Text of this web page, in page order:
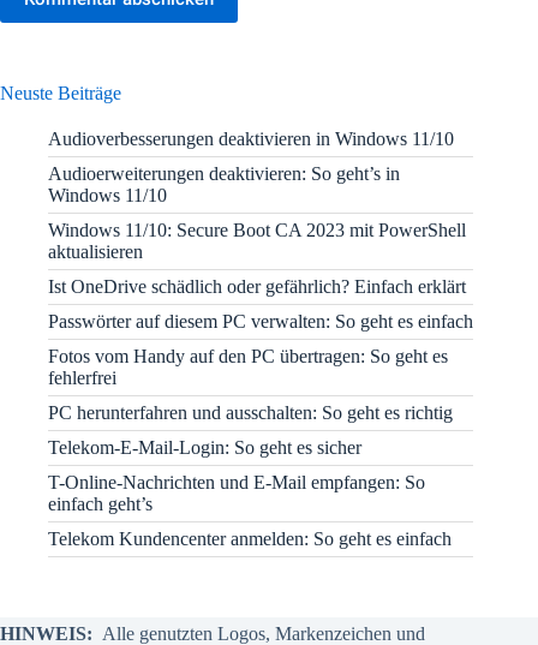
Neuste Beiträge
Audioverbesserungen deaktivieren in Windows 11/10
Audioerweiterungen deaktivieren: So geht’s in
Windows 11/10
Windows 11/10: Secure Boot CA 2023 mit PowerShell
aktualisieren
Ist OneDrive schädlich oder gefährlich? Einfach erklärt
Passwörter auf diesem PC verwalten: So geht es einfach
Fotos vom Handy auf den PC übertragen: So geht es
fehlerfrei
PC herunterfahren und ausschalten: So geht es richtig
Telekom-E-Mail-Login: So geht es sicher
T-Online-Nachrichten und E-Mail empfangen: So
einfach geht’s
Telekom Kundencenter anmelden: So geht es einfach
HINWEIS: Alle genutzten Logos, Markenzeichen und